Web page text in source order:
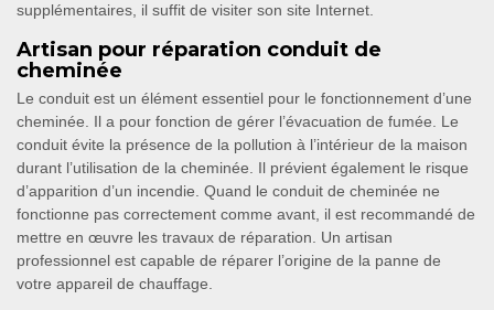
supplémentaires, il suffit de visiter son site Internet.
Artisan pour réparation conduit de
cheminée
Le conduit est un élément essentiel pour le fonctionnement d’une
cheminée. Il a pour fonction de gérer l’évacuation de fumée. Le
conduit évite la présence de la pollution à l’intérieur de la maison
durant l’utilisation de la cheminée. Il prévient également le risque
d’apparition d’un incendie. Quand le conduit de cheminée ne
fonctionne pas correctement comme avant, il est recommandé de
mettre en œuvre les travaux de réparation. Un artisan
professionnel est capable de réparer l’origine de la panne de
votre appareil de chauffage.